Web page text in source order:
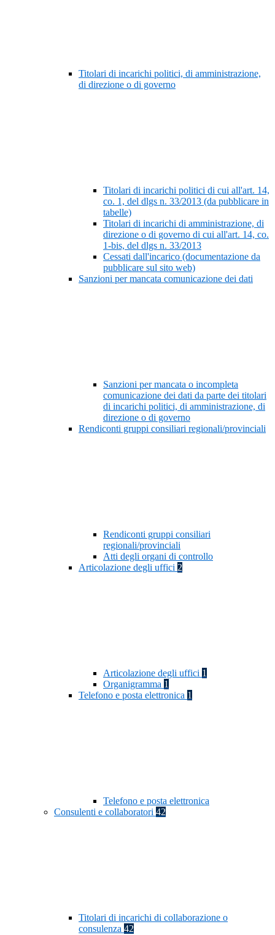
Titolari di incarichi politici, di amministrazione,
di direzione o di governo
Titolari di incarichi politici di cui all'art. 14,
co. 1, del dlgs n. 33/2013 (da pubblicare in
tabelle)
Titolari di incarichi di amministrazione, di
direzione o di governo di cui all'art. 14, co.
1-bis, del dlgs n. 33/2013
Cessati dall'incarico (documentazione da
pubblicare sul sito web)
Sanzioni per mancata comunicazione dei dati
Sanzioni per mancata o incompleta
comunicazione dei dati da parte dei titolari
di incarichi politici, di amministrazione, di
direzione o di governo
Rendiconti gruppi consiliari regionali/provinciali
Rendiconti gruppi consiliari
regionali/provinciali
Atti degli organi di controllo
Articolazione degli uffici 2
Articolazione degli uffici 1
Organigramma 1
Telefono e posta elettronica 1
Telefono e posta elettronica
Consulenti e collaboratori 42
Titolari di incarichi di collaborazione o
consulenza 42